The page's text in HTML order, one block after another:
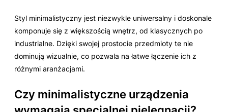
Styl minimalistyczny jest niezwykle uniwersalny i doskonale
komponuje się z większością wnętrz, od klasycznych po
industrialne. Dzięki swojej prostocie przedmioty te nie
dominują wizualnie, co pozwala na łatwe łączenie ich z
różnymi aranżacjami.
Czy minimalistyczne urządzenia